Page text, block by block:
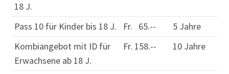
18 J.
Pass 10 für Kinder bis 18 J. Fr. 65.--
5 Jahre
Kombiangebot mit ID für
Erwachsene ab 18 J.
Fr. 158.-- 10 Jahre